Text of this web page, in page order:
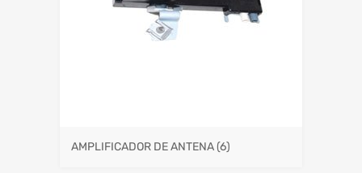
AMPLIFICADOR DE ANTENA(6)